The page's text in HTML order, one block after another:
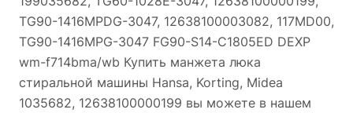
TG90-1416MPDG-3047, 12638100003082, 117MD00,
TG90-1416MPG-3047 FG90-S14-C1805ED DEXP
wm-f714bma/wb Купить манжета люка
стиральной машины Hansa, Korting, Midea
1035682, 12638100000199 вы можете в нашем